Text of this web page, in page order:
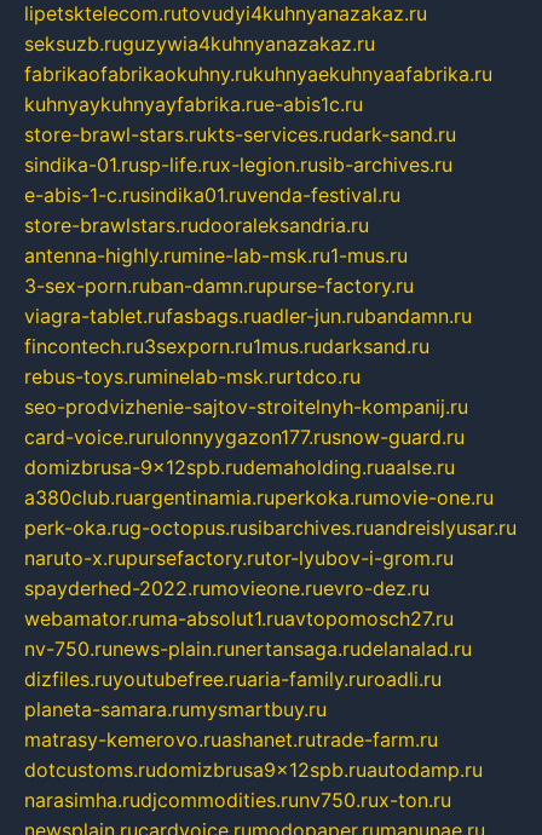
lipetsktelecom.rutovudyi4kuhnyanazakaz.ru
seksuzb.ruguzywia4kuhnyanazakaz.ru
fabrikaofabrikaokuhny.rukuhnyaekuhnyaafabrika.ru
kuhnyaykuhnyayfabrika.rue-abis1c.ru
store-brawl-stars.rukts-services.rudark-sand.ru
sindika-01.rusp-life.rux-legion.rusib-archives.ru
e-abis-1-c.rusindika01.ruvenda-festival.ru
store-brawlstars.rudooraleksandria.ru
antenna-highly.rumine-lab-msk.ru1-mus.ru
3-sex-porn.ruban-damn.rupurse-factory.ru
viagra-tablet.rufasbags.ruadler-jun.rubandamn.ru
fincontech.ru3sexporn.ru1mus.rudarksand.ru
rebus-toys.ruminelab-msk.rurtdco.ru
seo-prodvizhenie-sajtov-stroitelnyh-kompanij.ru
card-voice.rurulonnyygazon177.rusnow-guard.ru
domizbrusa-9x12spb.rudemaholding.ruaalse.ru
a380club.ruargentinamia.ruperkoka.rumovie-one.ru
perk-oka.rug-octopus.rusibarchives.ruandreislyusar.ru
naruto-x.rupursefactory.rutor-lyubov-i-grom.ru
spayderhed-2022.rumovieone.ruevro-dez.ru
webamator.ruma-absolut1.ruavtopomosch27.ru
nv-750.runews-plain.runertansaga.rudelanalad.ru
dizfiles.ruyoutubefree.ruaria-family.ruroadli.ru
planeta-samara.rumysmartbuy.ru
matrasy-kemerovo.ruashanet.rutrade-farm.ru
dotcustoms.rudomizbrusa9x12spb.ruautodamp.ru
narasimha.rudjcommodities.runv750.rux-ton.ru